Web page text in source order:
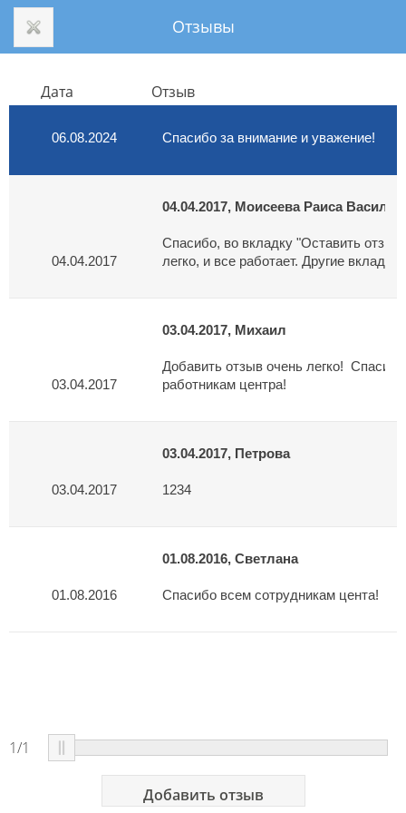
Отзывы
Добавить отзыв
Дата Отзыв
06.08.2024
04.04.2017
04.04.2017, Моисеева Раиса
Спасибо, во вкладку "Оставить
легко, и все работает. Другие
03.04.2017
03.04.2017, Михаил
Добавить отзыв очень легко!
03.04.2017
03.04.2017, Петрова
01.08.2016
01.08.2016, Светлана
1/1
ОТЗЫВЫ